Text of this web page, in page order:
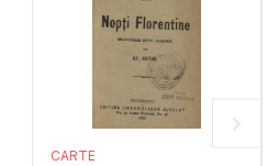
CARTE